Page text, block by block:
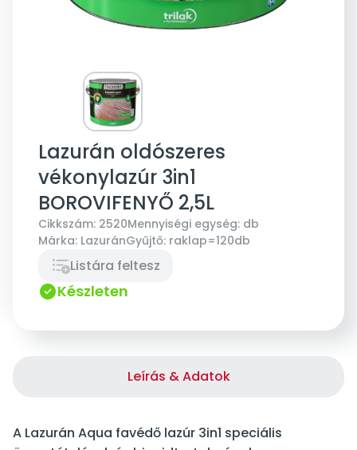
Lazurán oldószeres
vékonylazúr 3in1
BOROVIFENYŐ 2,5L
Cikkszám: 2520Mennyiségi egység: db
Márka: LazuránGyűjtő: raklap=120db
Listára feltesz
Készleten
Leírás & Adatok
A Lazurán Aqua favédő lazúr 3in1 speciális